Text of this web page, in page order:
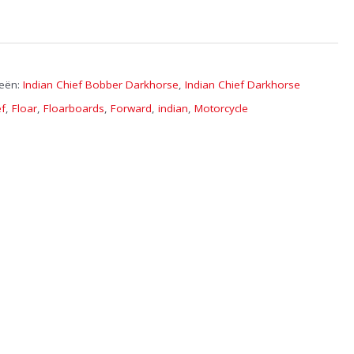
Indian Chief Bobber Darkhorse ,Indian Chief Darkhorse
,Floar ,Floarboards ,Forward ,indian ,Motorcycle